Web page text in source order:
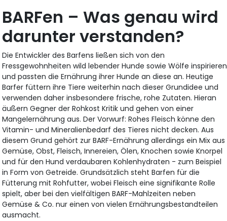
BARFen – Was genau wird
darunter verstanden?
Die Entwickler des Barfens ließen sich von den
Fressgewohnheiten wild lebender Hunde sowie Wölfe inspirieren
und passten die Ernährung ihrer Hunde an diese an. Heutige
Barfer füttern ihre Tiere weiterhin nach dieser Grundidee und
verwenden daher insbesondere frische, rohe Zutaten. Hieran
äußern Gegner der Rohkost Kritik und gehen von einer
Mangelernährung aus. Der Vorwurf: Rohes Fleisch könne den
Vitamin- und Mineralienbedarf des Tieres nicht decken. Aus
diesem Grund gehört zur BARF-Ernährung allerdings ein Mix aus
Gemüse, Obst, Fleisch, Innereien, Ölen, Knochen sowie Knorpel
und für den Hund verdaubaren Kohlenhydraten - zum Beispiel
in Form von Getreide. Grundsätzlich steht Barfen für die
Fütterung mit Rohfutter, wobei Fleisch eine signifikante Rolle
spielt, aber bei den vielfältigen BARF-Mahlzeiten neben
Gemüse & Co. nur einen von vielen Ernährungsbestandteilen
ausmacht.